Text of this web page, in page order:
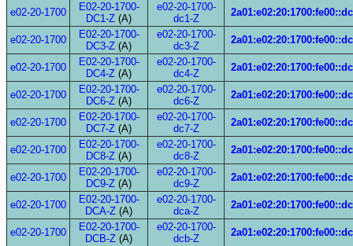
e02-20-1700
E02-20-1700-
DC1-Z (A)
e02-20-1700-
dc1-Z
e02-20-1700
E02-20-1700-
DC3-Z (A)
e02-20-1700-
dc3-Z
e02-20-1700
E02-20-1700-
DC4-Z (A)
e02-20-1700-
dc4-Z
e02-20-1700
E02-20-1700-
DC6-Z (A)
e02-20-1700-
dc6-Z
e02-20-1700
E02-20-1700-
DC7-Z (A)
e02-20-1700-
dc7-Z
e02-20-1700
E02-20-1700-
DC8-Z (A)
e02-20-1700-
dc8-Z
e02-20-1700
E02-20-1700-
DC9-Z (A)
e02-20-1700-
dc9-Z
e02-20-1700
E02-20-1700-
DCA-Z (A)
e02-20-1700-
dca-Z
e02-20-1700
E02-20-1700-
DCB-Z (A)
e02-20-1700-
dcb-Z